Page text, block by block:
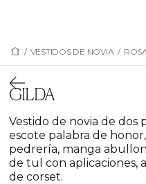
/ VESTIDOS DE NOVIA /
GILDA
Vestido de novia de dos
escote palabra de
pedrería, manga
de tul con aplicaciones,
de corset.